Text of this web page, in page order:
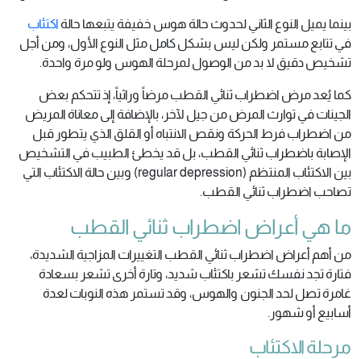
بينما يميل النوع الثاني لحدوث حالة هوس خفيفة يتبعها حالة اكتئاب
في تتابع مستمر ولكن ليس بشكل كامل مثل النوع الأول، ومن أجل
تشخيص دقيق لا بد من الوصول لمرحلة الهوس ولو مرة واحدة.
كما يُعد مرض اضطراب ثنائي القطب مرضاً وراثياً، إذ تتحكم بعض
الجينات في توارث المرض من جيل لآخر، بالإضافة إلى معاناة المريض
من اضطراب فرط الحركة ونقص الانتباه أو القلق الذي يتطور قبل
الإصابة باضطراب ثنائي القطب، بل قد يخطئ الطبيب في التشخيص
بين الاكتئاب المنتظم (regular depression) وبين حالة الاكتئاب التي
تصاحب اضطراب ثنائي القطب.
ما هي أعراض اضطراب ثنائي القطب
من أهم أعراض اضطراب ثنائي القطب التغييرات المزاجية الشديدة،
فتارة تجد نفسك تشعر باكتئاب شديد، وتارة أخرى تشعر بسعادة
غامرة تصل لحد الجنون والهوس، وقد تستمر هذه النوبات لعدة
أسابيع أو شهور.
مرحلة الاكتئاب